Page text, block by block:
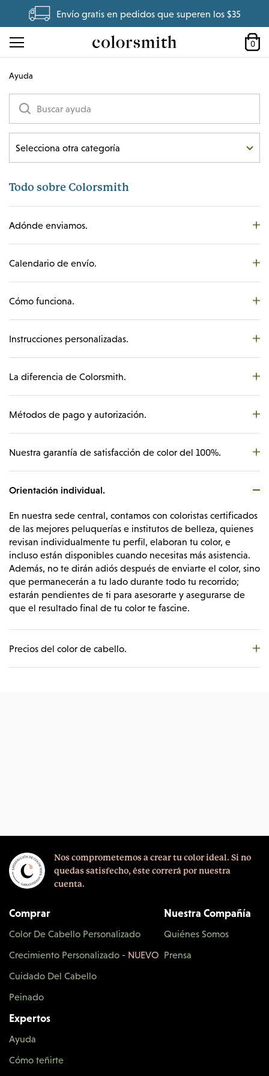
Envío gratis en pedidos que superen los $35
0
Ayuda
Selecciona otra categoría
Color del cabello
Mi Plan Flexible
Gestión de pedidos
Todo sobre Colorsmith
Adónde enviamos.
Calendario de envío.
Cómo funciona.
Instrucciones personalizadas.
La diferencia de Colorsmith.
Métodos de pago y autorización.
Nuestra garantía de satisfacción de color del 100%.
Orientación individual.
En nuestra sede central, contamos con coloristas certificados
de las mejores peluquerías e institutos de belleza, quienes
revisan individualmente tu perfil, elaboran tu color, e
incluso están disponibles cuando necesitas más asistencia.
Además, no te dirán adiós después de enviarte el color, sino
que permanecerán a tu lado durante todo tu recorrido;
estarán pendientes de ti para asesorarte y asegurarse de
que el resultado final de tu color te fascine.
Precios del color de cabello.
Nos comprometemos a crear tu color ideal. Si no
quedas satisfecho, éste correrá por nuestra
cuenta.
Comprar
Color De Cabello Personalizado
Crecimiento Personalizado - NUEVO
Cuidado Del Cabello
Peinado
Nuestra Compañía
Quiénes Somos
Prensa
Expertos
Ayuda
Cómo teñirte